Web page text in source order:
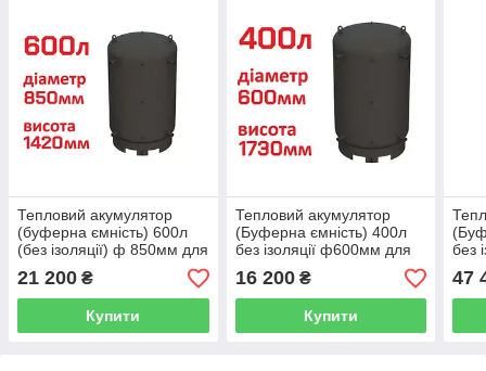
Тепловий акумулятор
(буферна ємність) 600л
(без ізоляції) ф 850мм для
систем опалення
21 200 ₴
Купити
Тепловий акумулятор
(Буферна ємність) 400л
без ізоляції ф600мм для
систем опалення
16 200₴
Купити
без
47